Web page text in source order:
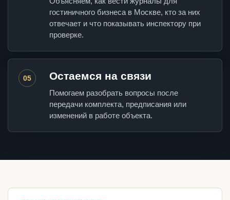
гостиничного бизнеса в Москве, кто за них
отвечает и что показывать инспектору при
проверке.
05 Остаемся на связи
Помогаем разобрать вопросы после
передачи комплекта, предписания или
изменений в работе объекта.